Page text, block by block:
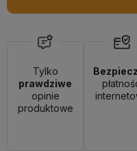
Tylko
prawdziwe
opinie
produktowe